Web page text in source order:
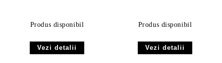
Produs disponibil
Vezi detalii
Produs disponibil
Vezi detalii